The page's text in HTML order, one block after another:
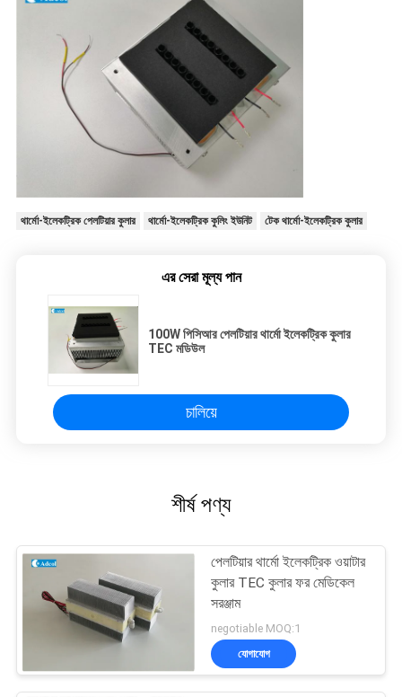
থার্মো-ইলেকট্রিক পেলটিয়ার কুলার থার্মো-ইলেকট্রিক কুলিং ইউনিট টেক থার্মো-ইলেকট্রিক কুলার
এর সেরা মূল্য পান
100W পিসিআর পেলটিয়ার থার্মো ইলেকট্রিক কুলার
TEC মডিউল
চালিয়ে
শীর্ষ পণ্য
পেলটিয়ার থার্মো ইলেকট্রিক ওয়াটার
কুলার TEC কুলার ফর মেডিকেল
সরঞ্জাম
negotiable MOQ:1
যোগাযোগ